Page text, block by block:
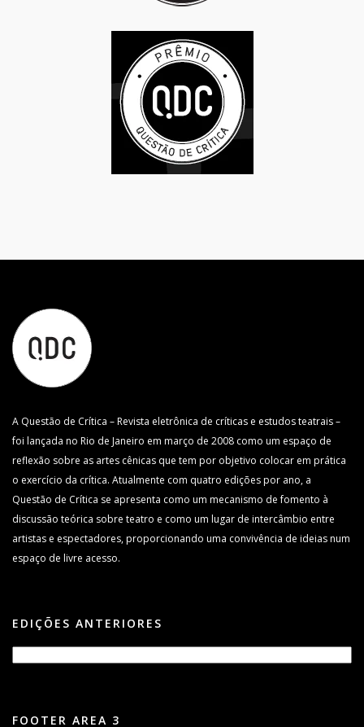
A Questão de Crítica – Revista eletrônica de críticas e estudos teatrais –
foi lançada no Rio de Janeiro em março de 2008 como um espaço de
reflexão sobre as artes cênicas que tem por objetivo colocar em prática
o exercício da crítica. Atualmente com quatro edições por ano, a
Questão de Crítica se apresenta como um mecanismo de fomento à
discussão teórica sobre teatro e como um lugar de intercâmbio entre
artistas e espectadores, proporcionando uma convivência de ideias num
espaço de livre acesso.
EDIÇÕES ANTERIORES
FOOTER AREA 3